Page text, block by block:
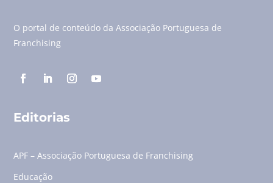
O portal de conteúdo da Associação Portuguesa de
Franchising
Editorias
APF – Associação Portuguesa de Franchising
Educação